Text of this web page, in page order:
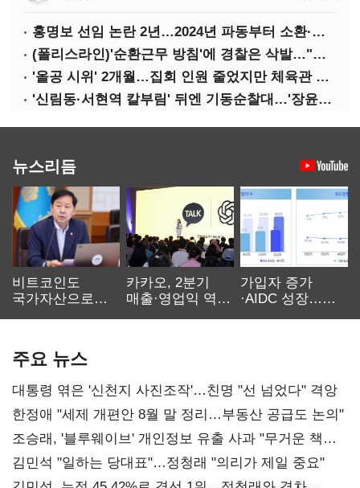
홍명보 선임 논란 2년…2024년 파동부터 소환·압색까지
(폴리스라인)'순환근무 방침'에 경찰은 삭발…"베테랑·수사력 보강 먼저"
'올공 시위' 2개월…집회 인원 줄었지만 체육관 봉쇄 계속
'신림동·서현역 칼부림' 뒤엔 기동순찰대…'장윤기 은폐·조작' 후엔 내부비리수사대
뉴스리듬
비트코인도
국가자산으로…'
카카오, 2분기
매출·영업익 역대
가입자 증가
·AIDC 성장…
주요 뉴스
대통령 엮은 '신천지 사진조작'…친명 "선 넘었다" 격앙
한정애 "세제 개편안 8월 말 정리…부동산 공급도 논의"
조승래, '블루웨이브' 개인정보 유출 사과 "무거운 책임
통감"
김민석 "일하는 당대표"…정청래 "의리가 제일 중요"